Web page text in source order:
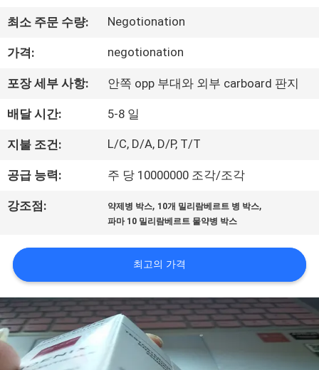
공
장
여
행
질
관
리
연
최소 주문 수량: Negotionation
가격: negotionation
포장 세부 사항: 안쪽 opp 부대와 외부 carboard 판지
배달 시간: 5-8 일
지불 조건: L/C, D/A, D/P, T/T
공급 능력: 주 당 10000000 조각/조각
강조점: 약제병 박스, 10개 밀리람베르트 병 박스,
파마 10 밀리람베르트 물약병 박스
최고의 가격